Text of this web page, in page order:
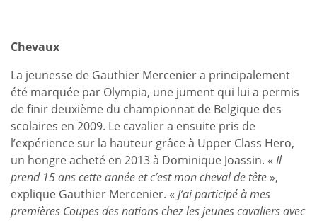
Chevaux
La jeunesse de Gauthier Mercenier a principalement
été marquée par Olympia, une jument qui lui a permis
de finir deuxième du championnat de Belgique des
scolaires en 2009. Le cavalier a ensuite pris de
l’expérience sur la hauteur grâce à Upper Class Hero,
un hongre acheté en 2013 à Dominique Joassin. « Il
prend 15 ans cette année et c’est mon cheval de tête »,
explique Gauthier Mercenier. « J’ai participé à mes
premières Coupes des nations chez les jeunes cavaliers avec